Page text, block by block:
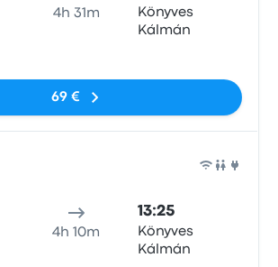
4h 31m
Könyves
Kálmán
69 €
4h 10m
13:25
Könyves
Kálmán